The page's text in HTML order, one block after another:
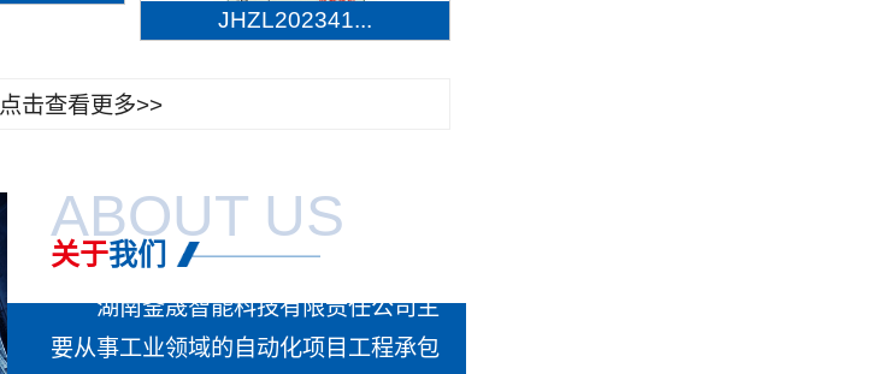
JHZL202341...
点击查看更多>>
ABOUT US
关于我们
湖南釜晟智能科技有限责任公司主
要从事工业领域的自动化项目工程承包